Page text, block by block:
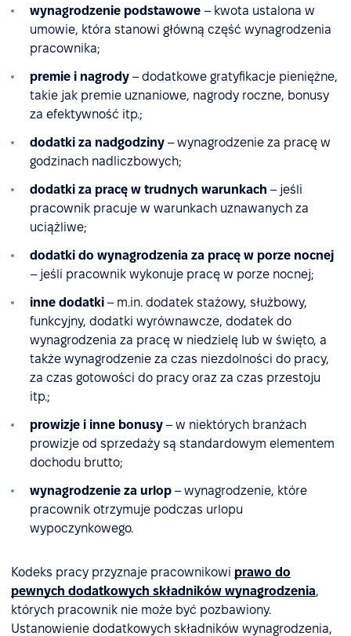
wynagrodzenie podstawowe – kwota ustalona w
umowie, która stanowi główną część wynagrodzenia
pracownika;
premie i nagrody – dodatkowe gratyfikacje pieniężne,
takie jak premie uznaniowe, nagrody roczne, bonusy
za efektywność itp.;
dodatki za nadgodziny – wynagrodzenie za pracę w
godzinach nadliczbowych;
dodatki za pracę w trudnych warunkach – jeśli
pracownik pracuje w warunkach uznawanych za
uciążliwe;
dodatki do wynagrodzenia za pracę w porze nocnej
– jeśli pracownik wykonuje pracę w porze nocnej;
inne dodatki – m.in. dodatek stażowy, służbowy,
funkcyjny, dodatki wyrównawcze, dodatek do
wynagrodzenia za pracę w niedzielę lub w święto, a
także wynagrodzenie za czas niezdolności do pracy,
za czas gotowości do pracy oraz za czas przestoju
itp.;
prowizje i inne bonusy – w niektórych branżach
prowizje od sprzedaży są standardowym elementem
dochodu brutto;
wynagrodzenie za urlop – wynagrodzenie, które
pracownik otrzymuje podczas urlopu
wypoczynkowego.
Kodeks pracy przyznaje pracownikowi prawo do
pewnych dodatkowych składników wynagrodzenia,
których pracownik nie może być pozbawiony.
Ustanowienie dodatkowych składników wynagrodzenia,